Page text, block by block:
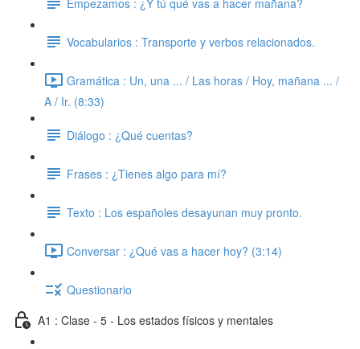
Vocabularios : Transporte y verbos relacionados.
Gramática : Un, una ... / Las horas / Hoy, mañana ... /
A / Ir. (8:33)
Diálogo : ¿Qué cuentas?
Frases : ¿Tienes algo para mí?
Texto : Los españoles desayunan muy pronto.
Conversar : ¿Qué vas a hacer hoy? (3:14)
Questionario
A1 : Clase - 5 - Los estados físicos y mentales